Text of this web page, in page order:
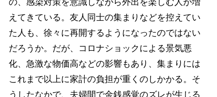
の、感染対策を意識しながら外出を楽しむ人が増
えてきている。友人同士の集まりなどを控えてい
た人も、徐々に再開するようになったのではない
だろうか。だが、コロナショックによる景気悪
化、急激な物価高などの影響もあり、集まりには
これまで以上に家計の負担が重くのしかかる。そ
うしたなかで、夫婦間で金銭感覚のズレが生じる